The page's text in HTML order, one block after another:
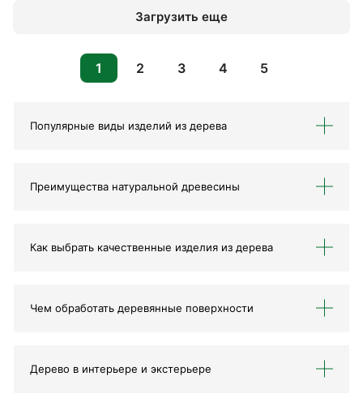
Загрузить еще
1 2 3 4 5
Популярные виды изделий из дерева
Преимущества натуральной древесины
Как выбрать качественные изделия из дерева
Чем обработать деревянные поверхности
Дерево в интерьере и экстерьере